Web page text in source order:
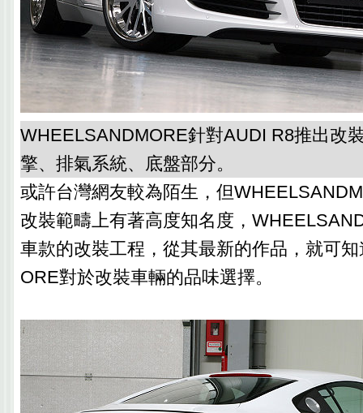
WHEELSANDMORE針對AUDI R8推出改
擎、排氣系統、底盤部分。
或許台灣網友較為陌生，但
改裝範疇上有著高度知名度，
車款的改裝工程，從其最新的作品，就可
ORE對於改裝車輛的品味選擇。